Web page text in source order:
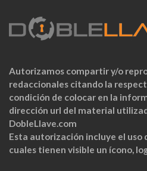
Autorizamos compartir y/o
redaccionales citando la
condición de colocar en la
dirección url del material
DobleLlave.com
Esta autorización incluye el uso
cuales tienen visible un ícono,